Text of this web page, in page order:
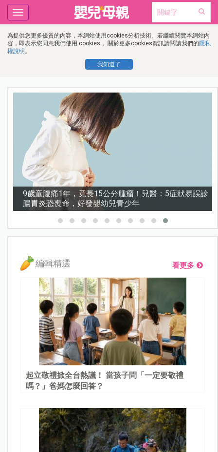
為提供您更多優質的內容，本網站使用cookies分析技術。若繼續閱覽本網站內
容，即表示您同意我們使用 cookies， 關於更多cookies資訊請閱讀我們的隱私
權說明 。
我知道了
Toggle
navigation
謝沛恩︱挺孕肚甜喊「想生五個」！孕期照樣睡地板，
甜曝老公「摔斷手」反變求婚契機
編輯精選 看更多
起立敬禮掀全台熱議！ 當孩子問「一定要敬禮
嗎？」爸媽怎麼回答？